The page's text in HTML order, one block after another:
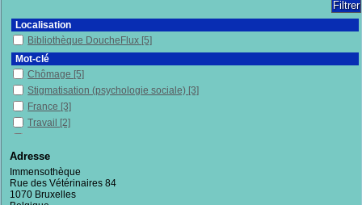
Localisation
Bibliothèque DoucheFlux [5]
Mot-clé
Chômage [5]
Stigmatisation (psychologie sociale) [3]
France [3]
Travail
[2]
Politique publique
Pauvreté[2]
Libéralisme économique
Adresse
Immensothèque
Rue des Vétérinaires 84
1070 Bruxelles